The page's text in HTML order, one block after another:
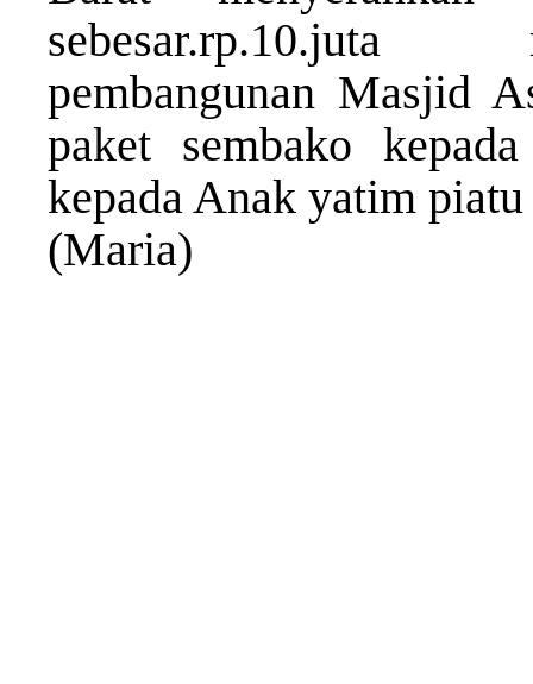
sebesar.rp.10.juta
pembangunan Masjid
paket sembako
kepada Anak yatim
(Maria)